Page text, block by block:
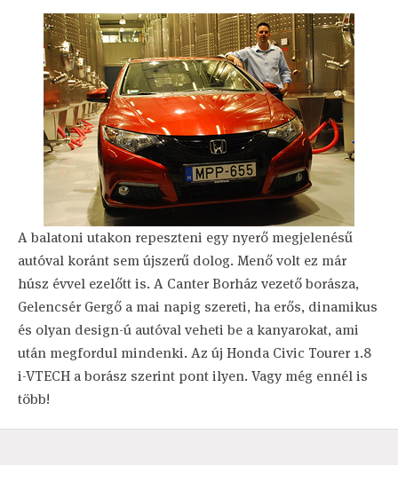
A balatoni utakon repeszteni egy nyerő megjelenésű
autóval koránt sem újszerű dolog. Menő volt ez már
húsz évvel ezelőtt is. A Canter Borház vezető borásza,
Gelencsér Gergő a mai napig szereti, ha erős, dinamikus
és olyan design-ú autóval veheti be a kanyarokat, ami
után megfordul mindenki. Az új Honda Civic Tourer 1.8
i-VTECH a borász szerint pont ilyen. Vagy még ennél is
több!